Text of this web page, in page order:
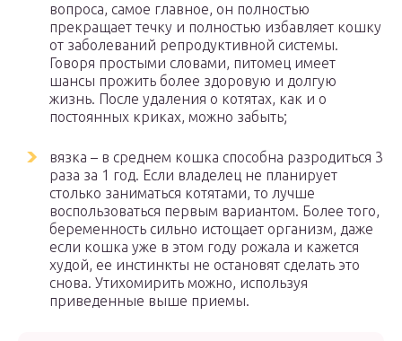
вопроса, самое главное, он полностью
прекращает течку и полностью избавляет кошку
от заболеваний репродуктивной системы.
Говоря простыми словами, питомец имеет
шансы прожить более здоровую и долгую
жизнь. После удаления о котятах, как и о
постоянных криках, можно забыть;
вязка – в среднем кошка способна разродиться 3
раза за 1 год. Если владелец не планирует
столько заниматься котятами, то лучше
воспользоваться первым вариантом. Более того,
беременность сильно истощает организм, даже
если кошка уже в этом году рожала и кажется
худой, ее инстинкты не остановят сделать это
снова. Утихомирить можно, используя
приведенные выше приемы.